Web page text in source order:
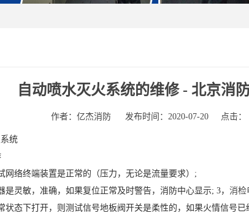
自动喷水灭火系统的维修 - 北京消
作者：亿杰消防 发布时间：2020-07-20 点击：
统
网络终端装置是正常的（压力，无论是流量要求）;
灵敏，准确，如果复位正常及时警告，消防中心显示; 3， 消检
状态下打开，则测试信号地板阀开关是柔性的，如果火情信号已